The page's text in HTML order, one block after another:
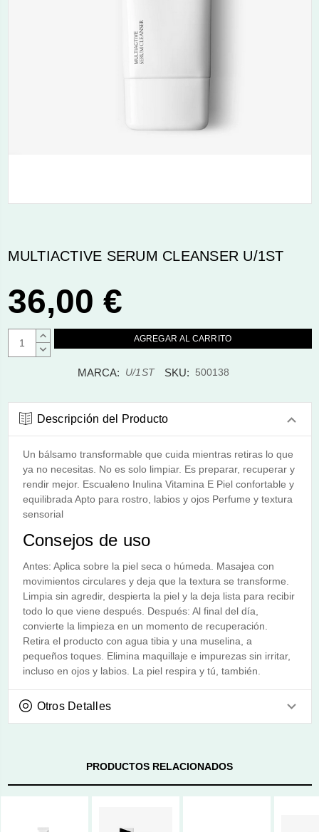
MULTIACTIVE SERUM CLEANSER U/1ST
36,00 €
AUMENTAR
CANTIDAD:
DISMINUIR
MARCA: U/1ST SKU: 500138
Descripción del Producto
Un bálsamo transformable que cuida mientras retiras lo que
ya no necesitas. No es solo limpiar. Es preparar, recuperar y
rendir mejor. Escualeno Inulina Vitamina E Piel confortable y
equilibrada Apto para rostro, labios y ojos Perfume y textura
sensorial
Consejos de uso
Antes: Aplica sobre la piel seca o húmeda. Masajea con
movimientos circulares y deja que la textura se transforme.
Limpia sin agredir, despierta la piel y la deja lista para recibir
todo lo que viene después. Después: Al final del día,
convierte la limpieza en un momento de recuperación.
Retira el producto con agua tibia y una muselina, a
pequeños toques. Elimina maquillaje e impurezas sin irritar,
incluso en ojos y labios. La piel respira y tú, también.
Otros Detalles
PRODUCTOS RELACIONADOS